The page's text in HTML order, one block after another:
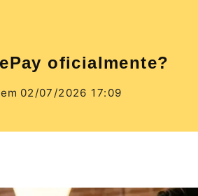
oficialmente?
02/07/2026 17:09